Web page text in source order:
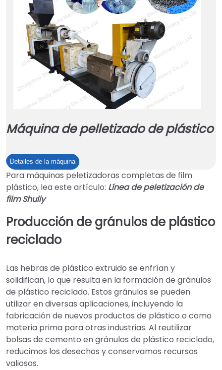
Máquina de pelletizado de plástico
Detalles de la máquinaMáquina
de
pelletizado
Para máquinas peletizadoras completas de film
plástico, lea este artículo: Línea de peletización de
film Shuliy
Producción de gránulos de plástico
reciclado
Las hebras de plástico extruido se enfrían y
solidifican, lo que resulta en la formación de gránulos
de plástico reciclado. Estos gránulos se pueden
utilizar en diversas aplicaciones, incluyendo la
fabricación de nuevos productos de plástico o como
materia prima para otras industrias. Al reutilizar
bolsas de cemento en gránulos de plástico reciclado,
reducimos los desechos y conservamos recursos
valiosos.